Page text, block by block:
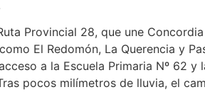
Provincial 28, que une
El Redomón, La Querencia y
a la Escuela Primaria Nº 62 y
pocos milímetros de lluvia, el